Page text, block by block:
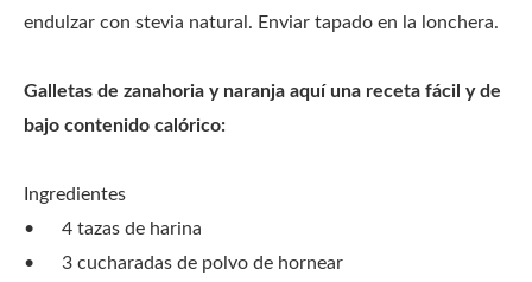
endulzar con stevia natural. Enviar tapado en la lonchera.
Galletas de zanahoria y naranja aquí una receta fácil y de
bajo contenido calórico:
Ingredientes
•
4 tazas de harina
•
3 cucharadas de polvo de hornear